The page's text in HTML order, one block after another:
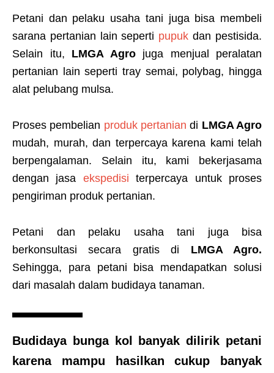
Petani dan pelaku usaha tani juga bisa membeli
sarana pertanian lain seperti pupuk dan pestisida.
Selain itu, LMGA Agro juga menjual peralatan
pertanian lain seperti tray semai, polybag, hingga
alat pelubang mulsa.
Proses pembelian produk pertanian di LMGA Agro
mudah, murah, dan terpercaya karena kami telah
berpengalaman. Selain itu, kami bekerjasama
dengan jasa ekspedisi terpercaya untuk proses
pengiriman produk pertanian.
Petani dan pelaku usaha tani juga bisa
berkonsultasi secara gratis di LMGA Agro.
Sehingga, para petani bisa mendapatkan solusi
dari masalah dalam budidaya tanaman.
Budidaya bunga kol banyak dilirik petani
karena mampu hasilkan cukup banyak